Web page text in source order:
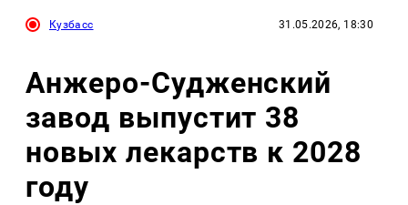
Кузбасс 31.05.2026, 18:30
Анжеро-Судженский
завод выпустит 38
новых лекарств к 2028
году